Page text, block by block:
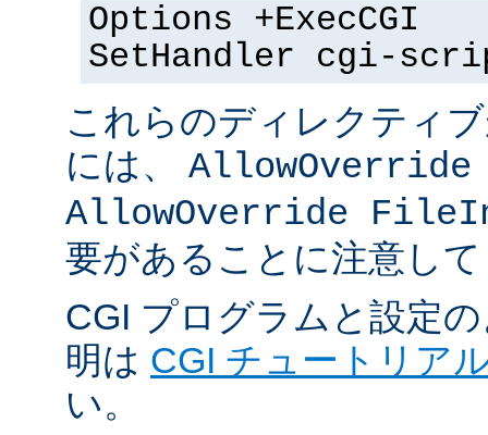
Options +ExecCGI
SetHandler cgi-
これらのディレクティ
には、 AllowOverride
AllowOverride
要があることに注意し
CGI プログラムと設定
明は CGI チュートリア
い。